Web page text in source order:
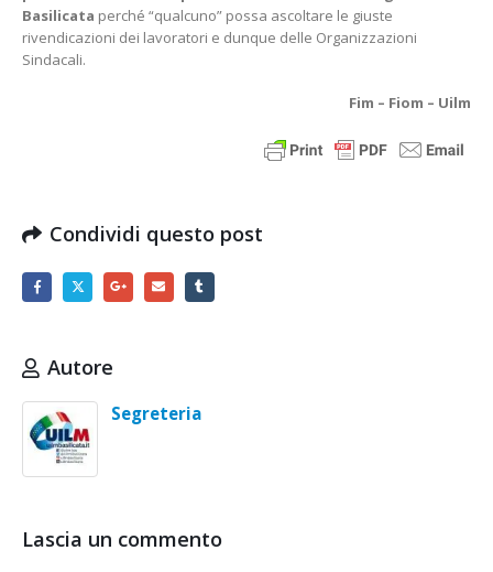
Basilicata perché “qualcuno” possa ascoltare le giuste
rivendicazioni dei lavoratori e dunque delle Organizzazioni
Sindacali.
Fim – Fiom – Uilm
Condividi questo post
Autore
Segreteria
Lascia un commento